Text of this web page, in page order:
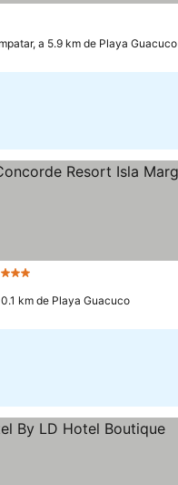
a 5.9 km de Playa Guacuco
km de Playa Guacuco